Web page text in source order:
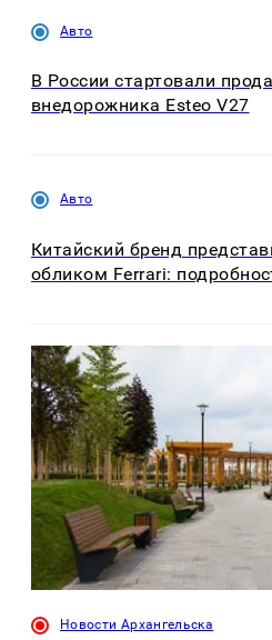
Авто
В России стартовали
внедорожника Esteo V27
Авто
Китайский бренд
обликом Ferrari:
Новости Архангельска